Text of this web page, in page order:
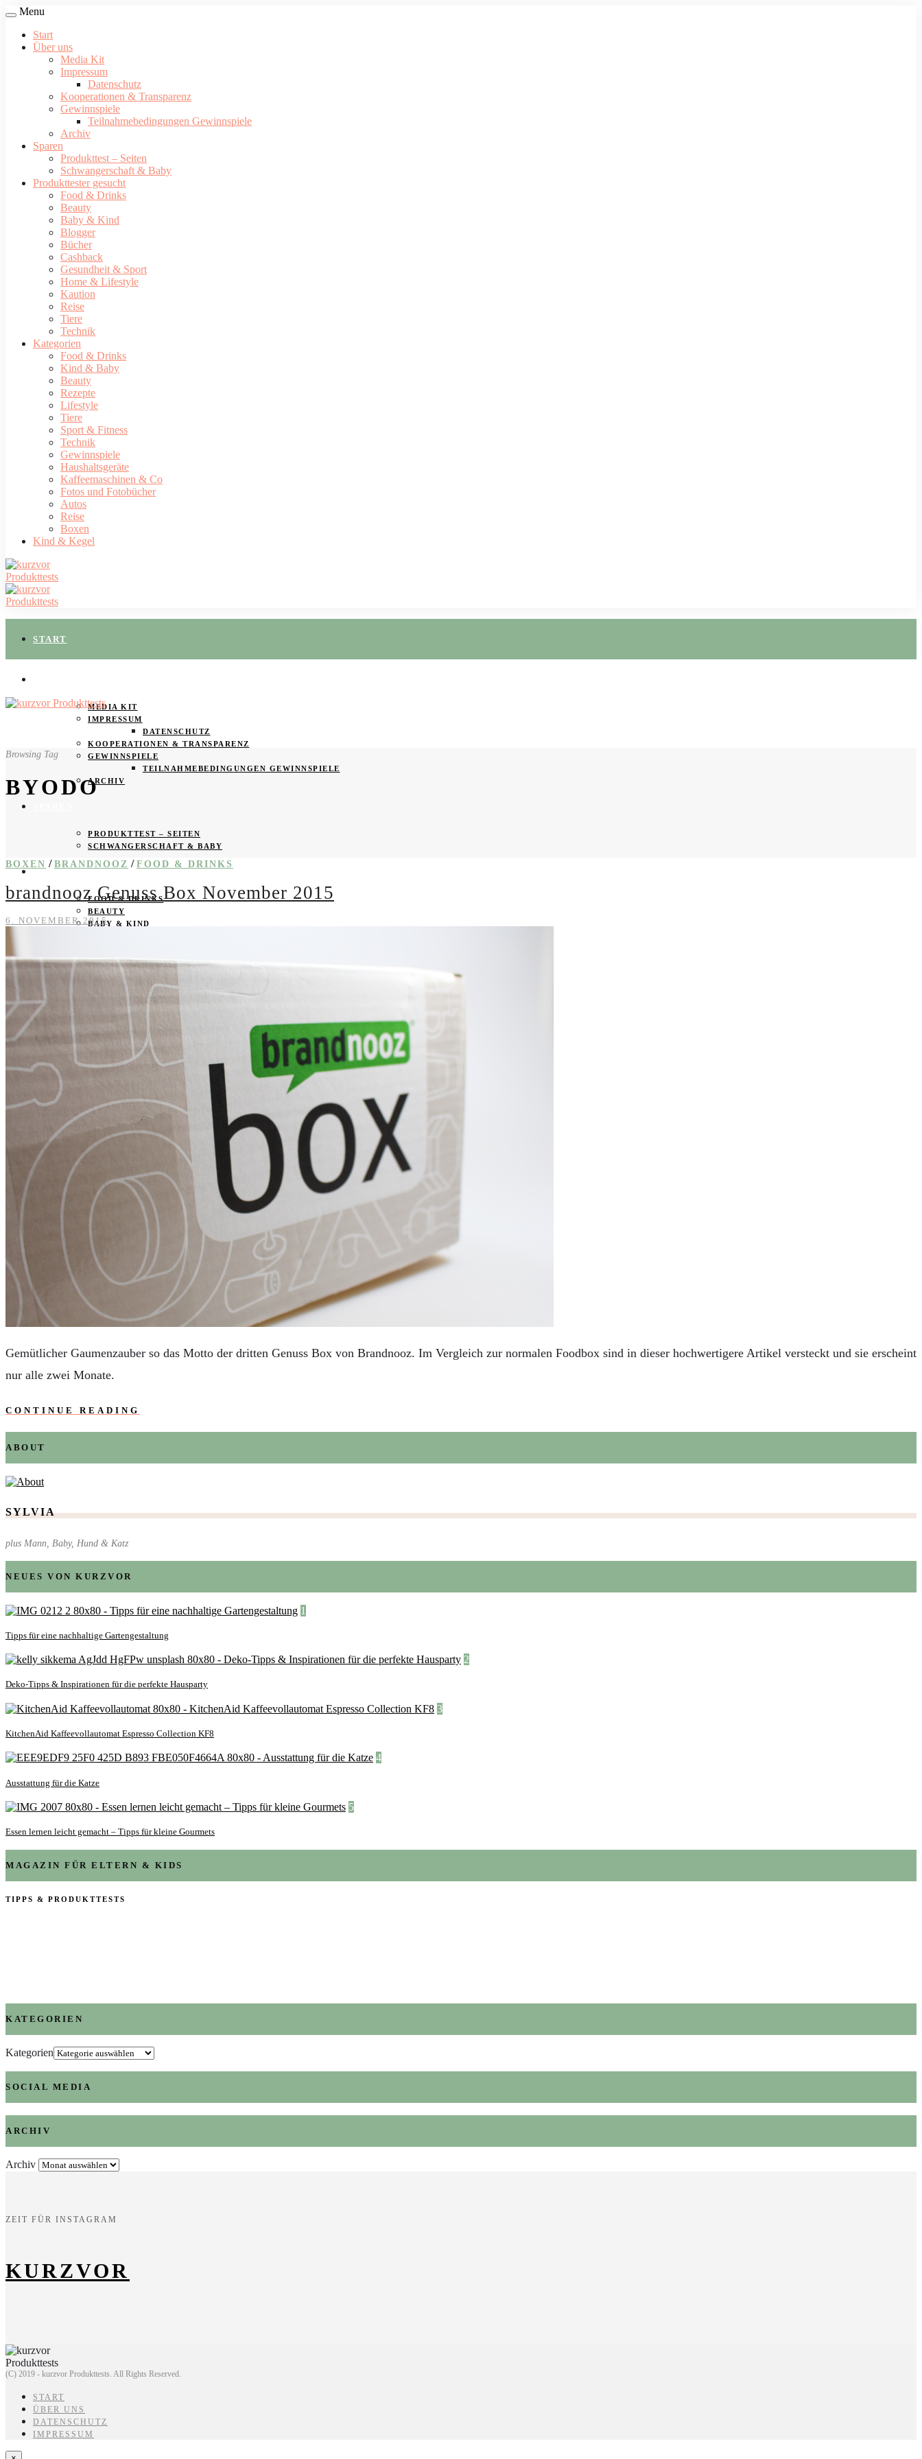
Menu
Start
Über uns
Media Kit
Impressum
Datenschutz
Kooperationen & Transparenz
Gewinnspiele
Teilnahmebedingungen Gewinnspiele
Archiv
Sparen
Produkttest – Seiten
Schwangerschaft & Baby
Produkttester gesucht
Food & Drinks
Beauty
Baby & Kind
Blogger
Bücher
Cashback
Gesundheit & Sport
Home & Lifestyle
Kaution
Reise
Tiere
Technik
Kategorien
Food & Drinks
Kind & Baby
Beauty
Rezepte
Lifestyle
Tiere
Sport & Fitness
Technik
Gewinnspiele
Haushaltsgeräte
Kaffeemaschinen & Co
Fotos und Fotobücher
Autos
Reise
Boxen
Kind & Kegel
START
MEDIA KIT
IMPRESSUM
DATENSCHUTZ
KOOPERATIONEN & TRANSPARENZ
GEWINNSPIELE
TEILNAHMEBEDINGUNGEN GEWINNSPIELE
ARCHIV
PRODUKTTEST – SEITEN
SCHWANGERSCHAFT & BABY
PRODUKTTESTER GESUCHT
FOOD & DRINKS
BEAUTY
BABY & KIND
CASHBACK
GESUNDHEIT & SPORT
HOME & LIFESTYLE
KAUTION
TIERE
TECHNIK
KATEGORIEN
KIND & BABY
BEAUTY
REZEPTE
LIFESTYLE
TIERE
GEWINNSPIELE
HAUSHALTSGERÄTE
KAFFEEMASCHINEN & CO
FOTOS UND FOTOBÜCHER
REISE
BOXEN
KIND & KEGEL
Browsing Tag
BYODO
BOXEN / BRANDNOOZ / FOOD & DRINKS
brandnooz Genuss Box November 2015
6. NOVEMBER 2015
Gemütlicher Gaumenzauber so das Motto der dritten Genuss Box von Brandnooz. Im Vergleich zur normalen Foodbox sind in dieser hochwertigere Artikel versteckt und sie erscheint
nur alle zwei Monate.
CONTINUE READING
ABOUT
SYLVIA
plus Mann, Baby, Hund & Katz
NEUES VON KURZVOR
1
Tipps für eine nachhaltige Gartengestaltung
2
Deko-Tipps & Inspirationen für die perfekte Hausparty
3
KitchenAid Kaffeevollautomat Espresso Collection KF8
4
Ausstattung für die Katze
5
Essen lernen leicht gemacht – Tipps für kleine Gourmets
MAGAZIN FÜR ELTERN & KIDS
TIPPS & PRODUKTTESTS
KATEGORIEN
Kategorien
SOCIAL MEDIA
ARCHIV
Archiv
ZEIT FÜR INSTAGRAM
KURZVOR
(C) 2019 - kurzvor Produkttests. All Rights Reserved.
START
ÜBER UNS
DATENSCHUTZ
IMPRESSUM